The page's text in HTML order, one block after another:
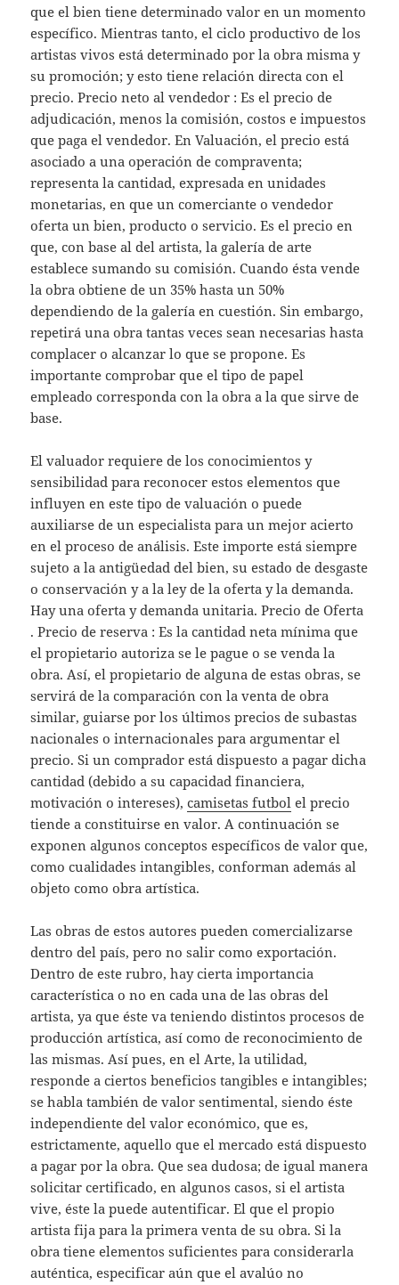
que el bien tiene determinado valor en un momento
específico. Mientras tanto, el ciclo productivo de los
artistas vivos está determinado por la obra misma y
su promoción; y esto tiene relación directa con el
precio. Precio neto al vendedor : Es el precio de
adjudicación, menos la comisión, costos e impuestos
que paga el vendedor. En Valuación, el precio está
asociado a una operación de compraventa;
representa la cantidad, expresada en unidades
monetarias, en que un comerciante o vendedor
oferta un bien, producto o servicio. Es el precio en
que, con base al del artista, la galería de arte
establece sumando su comisión. Cuando ésta vende
la obra obtiene de un 35% hasta un 50%
dependiendo de la galería en cuestión. Sin embargo,
repetirá una obra tantas veces sean necesarias hasta
complacer o alcanzar lo que se propone. Es
importante comprobar que el tipo de papel
empleado corresponda con la obra a la que sirve de
base.
El valuador requiere de los conocimientos y
sensibilidad para reconocer estos elementos que
influyen en este tipo de valuación o puede
auxiliarse de un especialista para un mejor acierto
en el proceso de análisis. Este importe está siempre
sujeto a la antigüedad del bien, su estado de desgaste
o conservación y a la ley de la oferta y la demanda.
Hay una oferta y demanda unitaria. Precio de Oferta
. Precio de reserva : Es la cantidad neta mínima que
el propietario autoriza se le pague o se venda la
obra. Así, el propietario de alguna de estas obras, se
servirá de la comparación con la venta de obra
similar, guiarse por los últimos precios de subastas
nacionales o internacionales para argumentar el
precio. Si un comprador está dispuesto a pagar dicha
cantidad (debido a su capacidad financiera,
motivación o intereses),camisetas futbol el precio
tiende a constituirse en valor. A continuación se
exponen algunos conceptos específicos de valor que,
como cualidades intangibles, conforman además al
objeto como obra artística.
Las obras de estos autores pueden comercializarse
dentro del país, pero no salir como exportación.
Dentro de este rubro, hay cierta importancia
característica o no en cada una de las obras del
artista, ya que éste va teniendo distintos procesos de
producción artística, así como de reconocimiento de
las mismas. Así pues, en el Arte, la utilidad,
responde a ciertos beneficios tangibles e intangibles;
se habla también de valor sentimental, siendo éste
independiente del valor económico, que es,
estrictamente, aquello que el mercado está dispuesto
a pagar por la obra. Que sea dudosa; de igual manera
solicitar certificado, en algunos casos, si el artista
vive, éste la puede autentificar. El que el propio
artista fija para la primera venta de su obra. Si la
obra tiene elementos suficientes para considerarla
auténtica, especificar aún que el avalúo no